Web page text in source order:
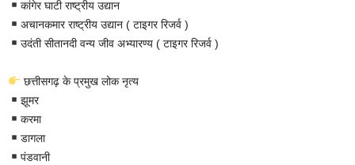
कांगेर घाटी राष्ट्रीय उद्यान
अचानकमार राष्ट्रीय उद्यान ( टाइगर रिजर्व )
उदंती सीतानदी वन्य जीव अभ्यारण्य ( टाइगर रिजर्व )
छत्तीसगढ़ के प्रमुख लोक नृत्य
झूमर
करमा
डागला
पंडवानी